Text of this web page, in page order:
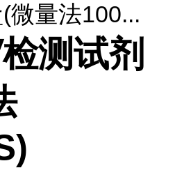
量法100...
测试剂